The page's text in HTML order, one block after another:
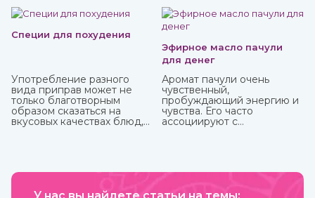
предназначались для определенных жизненных
событий — взросление, свадьба, ритуалы. При этом
каждая вещь имеет свое значение и передается в
поколениях. Приобрести индийские ювелирные
украшения вы можете в интернет-магазине ИндоКитай с
Специи для похудения
Употребление разного
вида приправ может не
только благотворным
образом сказаться на
вкусовых качествах блюд,
многие из них содержат
защитить от болезней,
Эфирное масло пачули
для денег
Аромат пачули очень
чувственный,
пробуждающий энергию и
чувства. Его часто
ассоциируют с
сами деньги и все, что
привлечь финансы.